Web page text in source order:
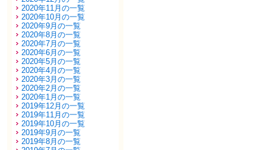
2020年11月の一覧
2020年10月の一覧
2020年9月の一覧
2020年8月の一覧
2020年7月の一覧
2020年6月の一覧
2020年5月の一覧
2020年4月の一覧
2020年3月の一覧
2020年2月の一覧
2020年1月の一覧
2019年12月の一覧
2019年11月の一覧
2019年10月の一覧
2019年9月の一覧
2019年8月の一覧